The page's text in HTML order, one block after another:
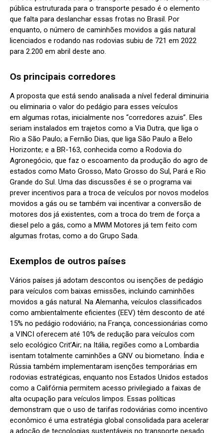
pública estruturada para o transporte pesado é o elemento
que falta para deslanchar essas frotas no Brasil. Por
enquanto, o número de caminhões movidos a gás natural
licenciados e rodando nas rodovias subiu de 721 em 2022
para 2.200 em abril deste ano.
Os principais corredores
A proposta que está sendo analisada a nível federal diminuiria
ou eliminaria o valor do pedágio para esses veículos
em algumas rotas, inicialmente nos “corredores azuis”. Eles
seriam instalados em trajetos como a Via Dutra, que liga o
Rio a São Paulo; a Fernão Dias, que liga São Paulo a Belo
Horizonte; e a BR-163, conhecida como a Rodovia do
Agronegócio, que faz o escoamento da produção do agro de
estados como Mato Grosso, Mato Grosso do Sul, Pará e Rio
Grande do Sul. Uma das discussões é se o programa vai
prever incentivos para a troca de veículos por novos modelos
movidos a gás ou se também vai incentivar a conversão de
motores dos já existentes, com a troca do trem de força a
diesel pelo a gás, como a MWM Motores já tem feito com
algumas frotas, como a do Grupo Sada.
Exemplos de outros países
Vários países já adotam descontos ou isenções de pedágio
para veículos com baixas emissões, incluindo caminhões
movidos a gás natural. Na Alemanha, veículos classificados
como ambientalmente eficientes (EEV) têm desconto de até
15% no pedágio rodoviário; na França, concessionárias como
a VINCI oferecem até 10% de redução para veículos com
selo ecológico Crit’Air; na Itália, regiões como a Lombardia
isentam totalmente caminhões a GNV ou biometano. Índia e
Rússia também implementaram isenções temporárias em
rodovias estratégicas, enquanto nos Estados Unidos estados
como a Califórnia permitem acesso privilegiado a faixas de
alta ocupação para veículos limpos. Essas políticas
demonstram que o uso de tarifas rodoviárias como incentivo
econômico é uma estratégia global consolidada para acelerar
a adoção de tecnologias sustentáveis no transporte pesado.